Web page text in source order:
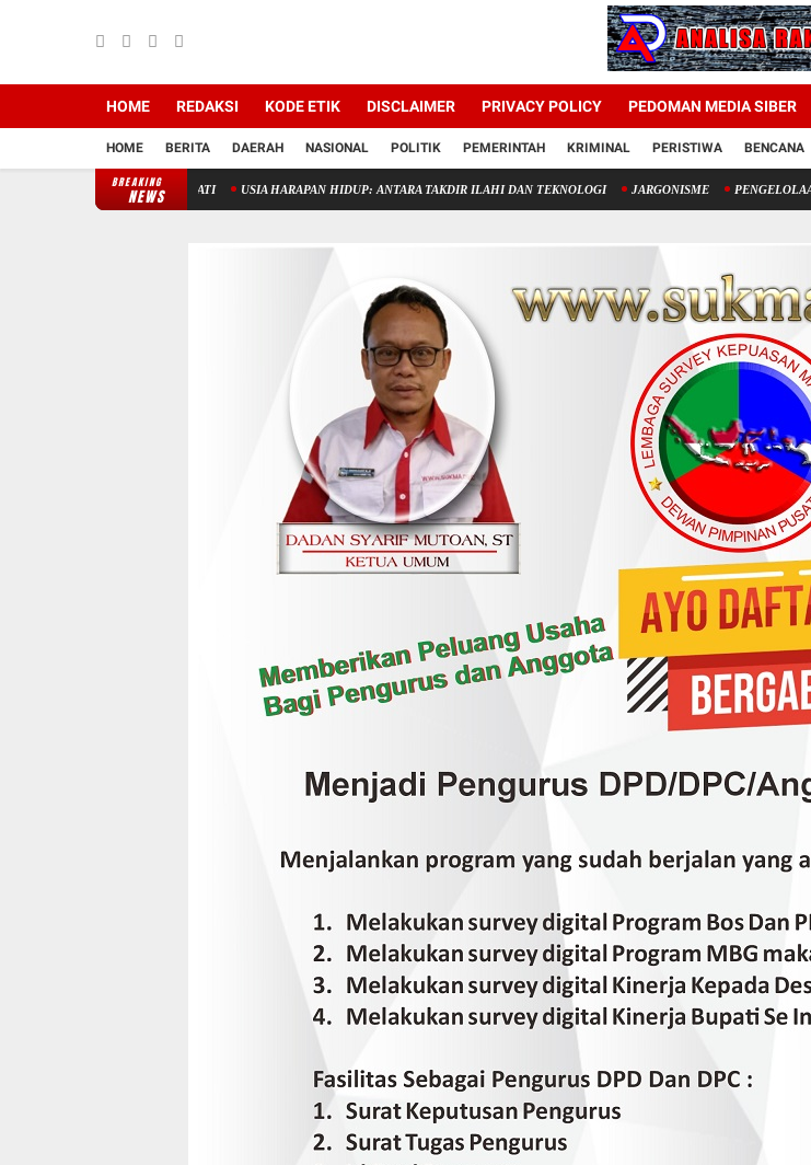
HOME REDAKSI KODE ETIK DISCLAIMER PRIVACY POLICY PEDOMAN MEDIA SIBER
HOME BERITA DAERAH NASIONAL POLITIK PEMERINTAH KRIMINAL PERISTIWA BENCANA
BREAKING
NEWS
TAK PERLU DIDEKATI USIA HARAPAN HIDUP: ANTARA TAKDIR ILAHI DAN TEKNOLOGI JARGONISME PENGELOLAAN